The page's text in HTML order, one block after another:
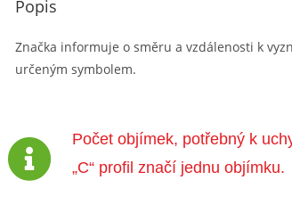
Popis
Značka informuje o směru a vzdálenosti k
určeným symbolem.
Počet objímek, potřebný k
„C“ profil značí jednu objímku.